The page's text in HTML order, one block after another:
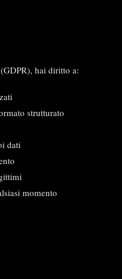
hai diritto a:
strutturato
dati
momento